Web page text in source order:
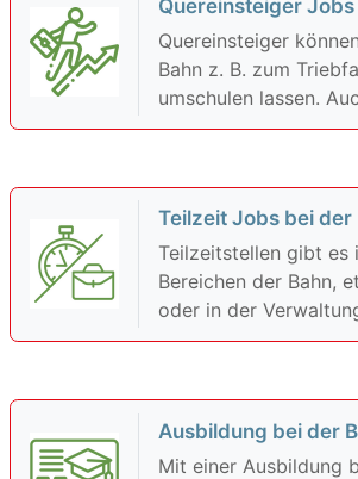
Verwaltung werden
Fachkräfte gesucht.
Quereinsteiger
Quereinsteiger
Bahn z. B. zum
umschulen lassen.
Kundenservice oder
Teilzeit Jobs bei der
Teilzeitstellen gibt es
Bereichen der Bahn,
oder in der
attraktiv sind flexible
Ausbildung bei der
Mit einer Ausbildung